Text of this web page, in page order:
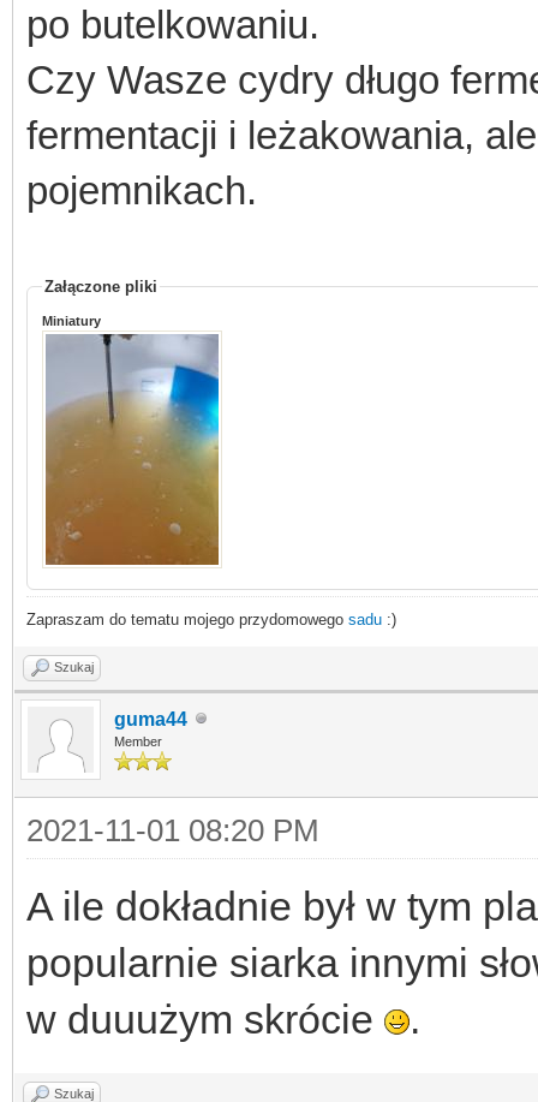
po butelkowaniu.
Czy Wasze cydry długo
fermentacji i leżakowania,
pojemnikach.
Załączone pliki
Miniatury
Zapraszam do tematu mojego przydomowego sadu :)
Szukaj
guma44
Member
2021-11-01 08:20 PM
A ile dokładnie był w tym
popularnie siarka innymi
w duuużym skrócie
.
Szukaj